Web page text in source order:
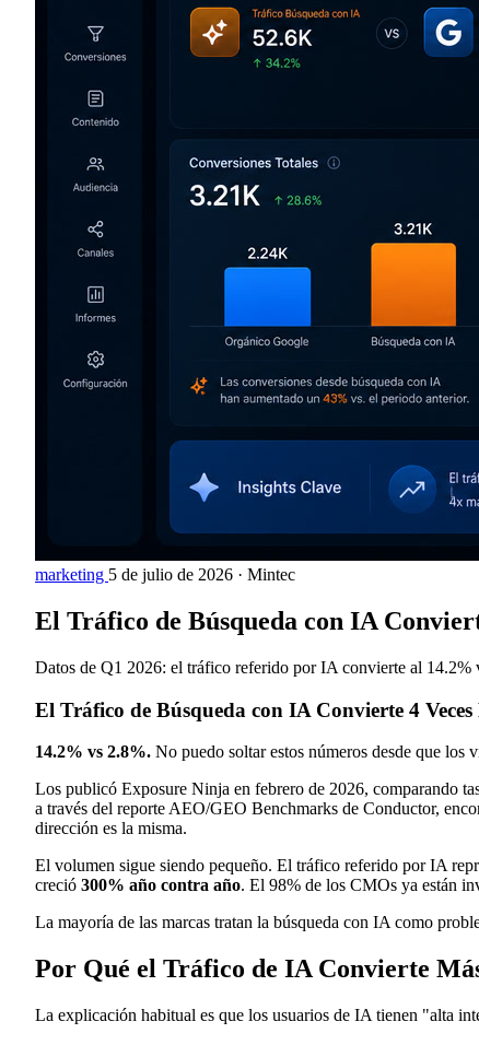
marketing 5 de julio de 2026 · Mintec
El Tráfico de Búsqueda con IA
Datos de Q1 2026: el tráfico referido por IA convierte al 14.2%
El Tráfico de Búsqueda con IA Convierte 4
14.2% vs 2.8%. No puedo soltar estos números desde que los
Los publicó Exposure Ninja en febrero de 2026, comparando
a través del reporte AEO/GEO Benchmarks de Conductor,
dirección es la misma.
El volumen sigue siendo pequeño. El tráfico referido por IA
creció 300% año contra año. El 98% de los CMOs ya están
La mayoría de las marcas tratan la búsqueda con IA como
Por Qué el Tráfico de IA Convierte
La explicación habitual es que los usuarios de IA tienen "alta